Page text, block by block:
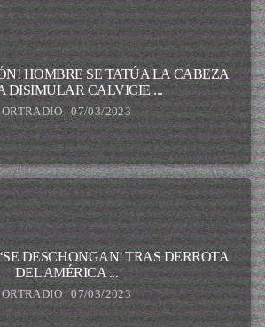
HOMBRE SE TATÚA LA CABEZA
DISIMULAR CALVICIE ...
ORTRADIO | 07/03/2023
DESCHONGAN’ TRAS DERROTA
DEL AMÉRICA ...
ORTRADIO | 07/03/2023